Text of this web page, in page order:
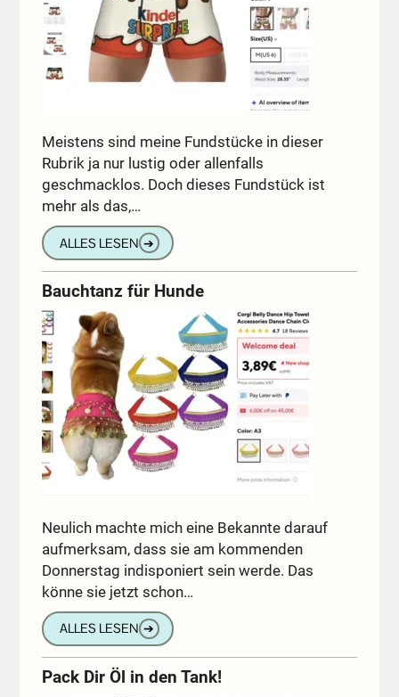
Meistens sind meine Fundstücke in dieser
Rubrik ja nur lustig oder allenfalls
geschmacklos. Doch dieses Fundstück ist
mehr als das,…
ALLES LESEN ➔
Bauchtanz für Hunde
Neulich machte mich eine Bekannte darauf
aufmerksam, dass sie am kommenden
Donnerstag indisponiert sein werde. Das
könne sie jetzt schon…
ALLES LESEN ➔
Pack Dir Öl in den Tank!